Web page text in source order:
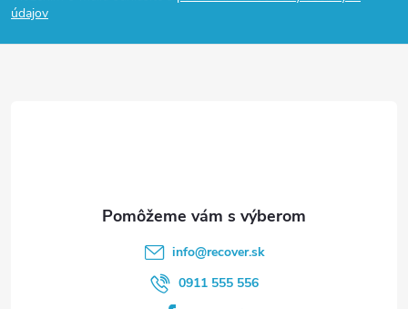
púdajov
info@recover.sk
0911 555 556